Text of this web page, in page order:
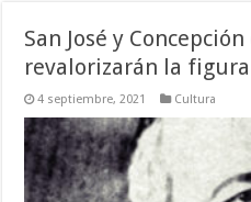
San José y
revalorizarán la
4 septiembre, 2021 Cultura